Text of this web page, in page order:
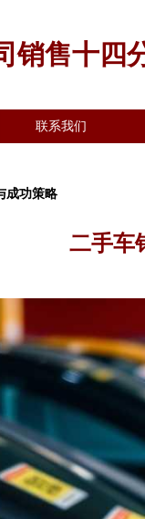
销售十四
联系我们
成功策略
二手车